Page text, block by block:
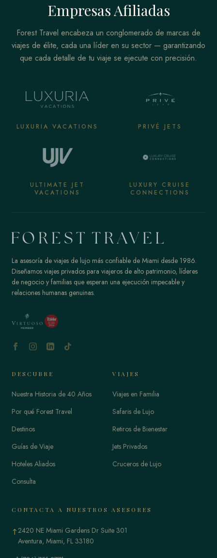
Empresas Afiliadas
Forest Travel encabeza un conglomerado de marcas de
viajes de élite, cada una líder en su sector — garantizando
que cada detalle de tu viaje se ejecute con precisión.
LUXURIA VACATIONS PRIVÉ JETS
ULTIMATE JET
VACATIONS
LUXURY CRUISE
CONNECTIONS
La asesoría de viajes de lujo más confiable de Miami desde 1986.
Diseñamos viajes privados para viajeros de alto patrimonio, líderes
de negocio y familias que esperan una ejecución impecable y
relaciones humanas genuinas.
DESCUBRE
Nuestra Historia de 40 Años
Por qué Forest Travel
Destinos
Guías de Viaje
Hoteles Aliados
Consulta
VIAJES
Viajes en Familia
Safaris de Lujo
Retiros de Bienestar
Jets Privados
Cruceros de Lujo
CONTACTA A NUESTROS ASESORES
↑2420 NE Miami Gardens Dr Suite 301
Aventura, Miami, FL 33180